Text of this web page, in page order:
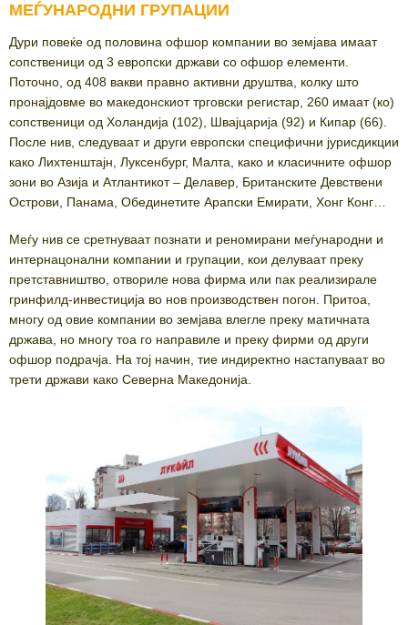
МЕЃУНАРОДНИ ГРУПАЦИИ
Дури повеќе од половина офшор компании во земјава имаат
сопственици од 3 европски држави со офшор елементи.
Поточно, од 408 вакви правно активни друштва, колку што
пронајдовме во македонскиот трговски регистар, 260 имаат (ко)
сопственици од Холандија (102), Швајцарија (92) и Кипар (66).
После нив, следуваат и други европски специфични јурисдикции
како Лихтенштајн, Луксенбург, Малта, како и класичните офшор
зони во Азија и Атлантикот – Делавер, Британските Девствени
Острови, Панама, Обединетите Арапски Емирати, Хонг Конг…
Меѓу нив се сретнуваат познати и реномирани меѓународни и
интернацонални компании и групации, кои делуваат преку
претставништво, отвориле нова фирма или пак реализирале
гринфилд-инвестиција во нов производствен погон. Притоа,
многу од овие компании во земјава влегле преку матичната
држава, но многу тоа го направиле и преку фирми од други
офшор подрачја. На тој начин, тие индиректно настапуваат во
трети држави како Северна Македонија.